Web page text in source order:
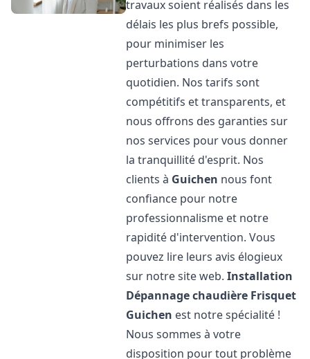
travaux soient réalisés dans les
délais les plus brefs possible,
pour minimiser les
perturbations dans votre
quotidien. Nos tarifs sont
compétitifs et transparents, et
nous offrons des garanties sur
nos services pour vous donner
la tranquillité d'esprit. Nos
clients à Guichen nous font
confiance pour notre
professionnalisme et notre
rapidité d'intervention. Vous
pouvez lire leurs avis élogieux
sur notre site web.Installation
Dépannage chaudière Frisquet
Guichen est notre spécialité !
Nous sommes à votre
disposition pour tout problème